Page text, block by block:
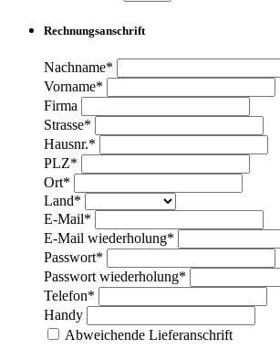
Rechnungsanschrift
Nachname*
Vorname*
Firma
Strasse*
Hausnr.*
PLZ*
Ort*
Land*
E-Mail*
E-Mail wiederholung*
Passwort*
Passwort wiederholung*
Telefon*
Handy
Abweichende Lieferanschrift